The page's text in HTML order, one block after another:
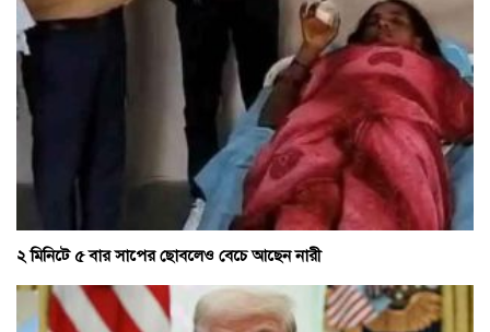
২ মিনিটে ৫ বার সাপের ছোবলেও বেচে আছেন নারী